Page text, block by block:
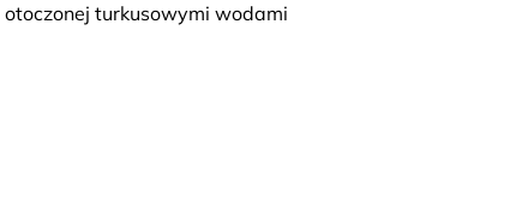
turkusowymi wodami